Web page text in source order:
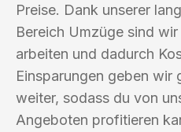
Preise. Dank unserer
Bereich Umzüge sind
arbeiten und dadurch
Einsparungen geben wir
weiter, sodass du von
Angeboten profitieren